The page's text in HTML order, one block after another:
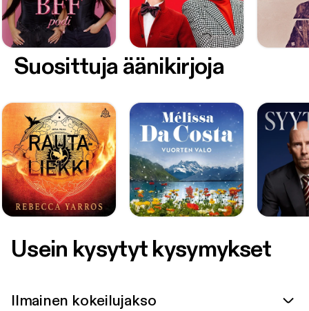
Suosittuja äänikirjoja
Usein kysytyt kysymykset
Ilmainen kokeilujakso